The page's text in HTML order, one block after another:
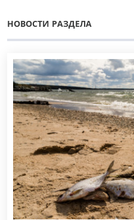
НОВОСТИ РАЗДЕЛА